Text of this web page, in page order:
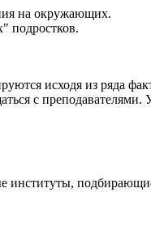
на окружающих.
подростков.
исходя из ряда
с преподавателями.
институты,